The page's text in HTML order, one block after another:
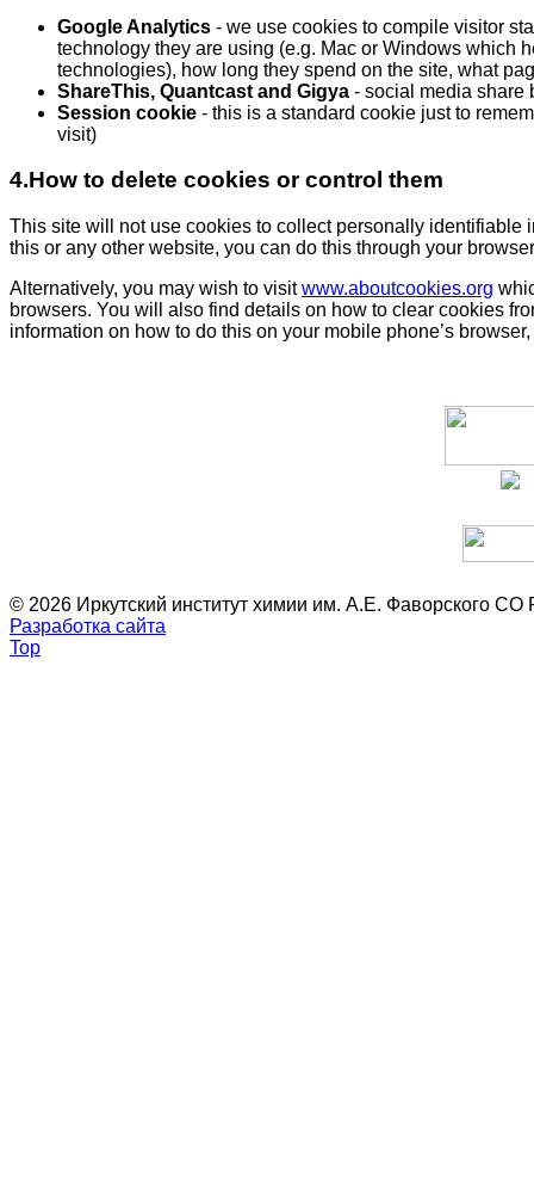
Google Analytics - we use cookies to compile visitor
technology they are using (e.g. Mac or Windows which
technologies), how long they spend on the site, what
ShareThis, Quantcast and Gigya - social media share
Session cookie - this is a standard cookie just to
visit)
4.How to delete cookies or control them
This site will not use cookies to collect personally identifiable
this or any other website, you can do this through your
Alternatively, you may wish to visitwww.aboutcookies.org
browsers. You will also find details on how to clear cookies
information on how to do this on your mobile phone’s
© 2026 Иркутский институт химии им. А.Е. Фаворского СО
Разработка сайта
Top